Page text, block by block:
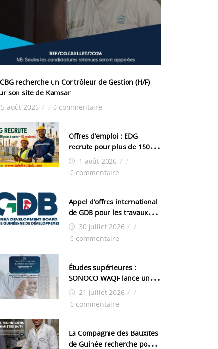
recherche un Contrôleur de Gestion (H/F)
son site de Kamsar
5 août 2026 / / 0 commentaire
Offres d’emploi : EDG
recrute pour plus de 150
postes1 août 2026 / /
0 commentaire
Appel d’offres international
de GDB pour les travaux
d’aménagement de la zone
industrielle de FANDJE
30 juillet 2026 / /
0 commentaire
Études supérieures :
SONOCO WAQF lance un
programme de bourses
pour la Malaisie
21 juillet 2026 / /
0 commentaire
La Compagnie des Bauxites
de Guinée recherche pour